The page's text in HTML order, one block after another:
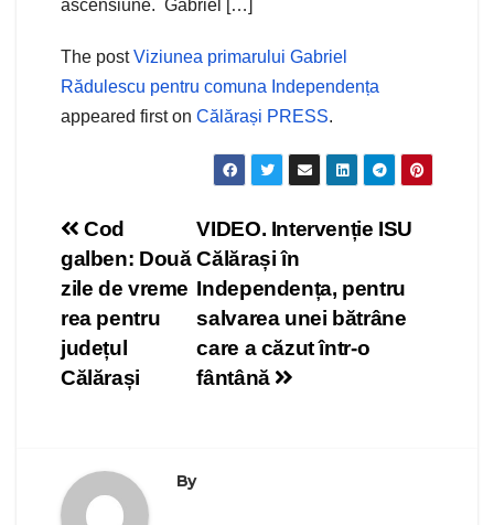
ascensiune. Gabriel […]
The postViziunea primarului Gabriel
Rădulescu pentru comuna Independența
appeared first on Călărași PRESS.
Navigare
în
articole
VIDEO. Intervenție ISU
Călărași în
Independența, pentru
salvarea unei bătrâne
care a căzut într-o
fântână
Cod
galben: Două
zile de vreme
rea pentru
județul
Călărași
By